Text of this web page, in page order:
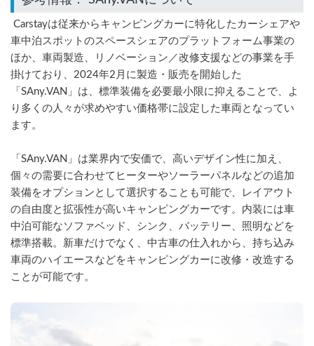
Carstayは従来からキャンピングカーに特化したカーシェアや
車中泊スポットのスペースシェアのプラットフォーム事業の
ほか、車両製造、リノベーション／改修支援などの事業を手
掛けており、2024年2月に製造・販売を開始した
「SAny.VAN」は、標準装備を必要最小限に抑えることで、よ
り多くの人々が求めやすい価格帯に設定した車両となってい
ます。
「SAny.VAN」は業界内で安価で、高いデザイン性に加え、
個々の需要に合わせてヒーターやソーラーパネルなどの追加
装備をオプションとして選択することも可能で、レイアウト
の自由度と拡張性が高いキャンピングカーです。内装には車
中泊可能なソファベッド、シンク、バッテリー、照明などを
標準搭載。新車だけでなく、中古車の仕入れから、持ち込み
車両のハイエースなどをキャンピングカーに改修・改造する
ことが可能です。